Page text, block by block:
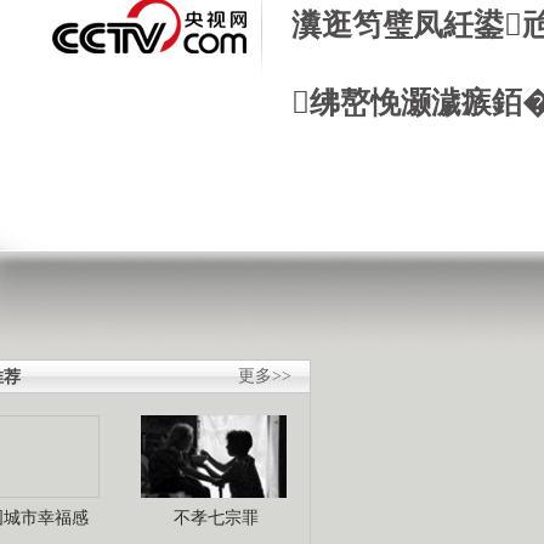
瀵逛笉璧凤紝鍙
绋嶅悗灏濊瘯銆
更多>>
荐
城市幸福感 不孝七宗罪